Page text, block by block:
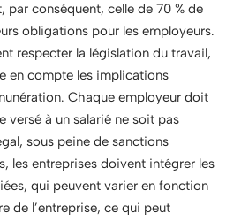
par conséquent, celle de 70 % de
obligations pour les employeurs.
respecter la législation du travail,
en compte les implications
Chaque employeur doit
versé à un salarié ne soit pas
sous peine de sanctions
les entreprises doivent intégrer les
qui peuvent varier en fonction
de l’entreprise, ce qui peut